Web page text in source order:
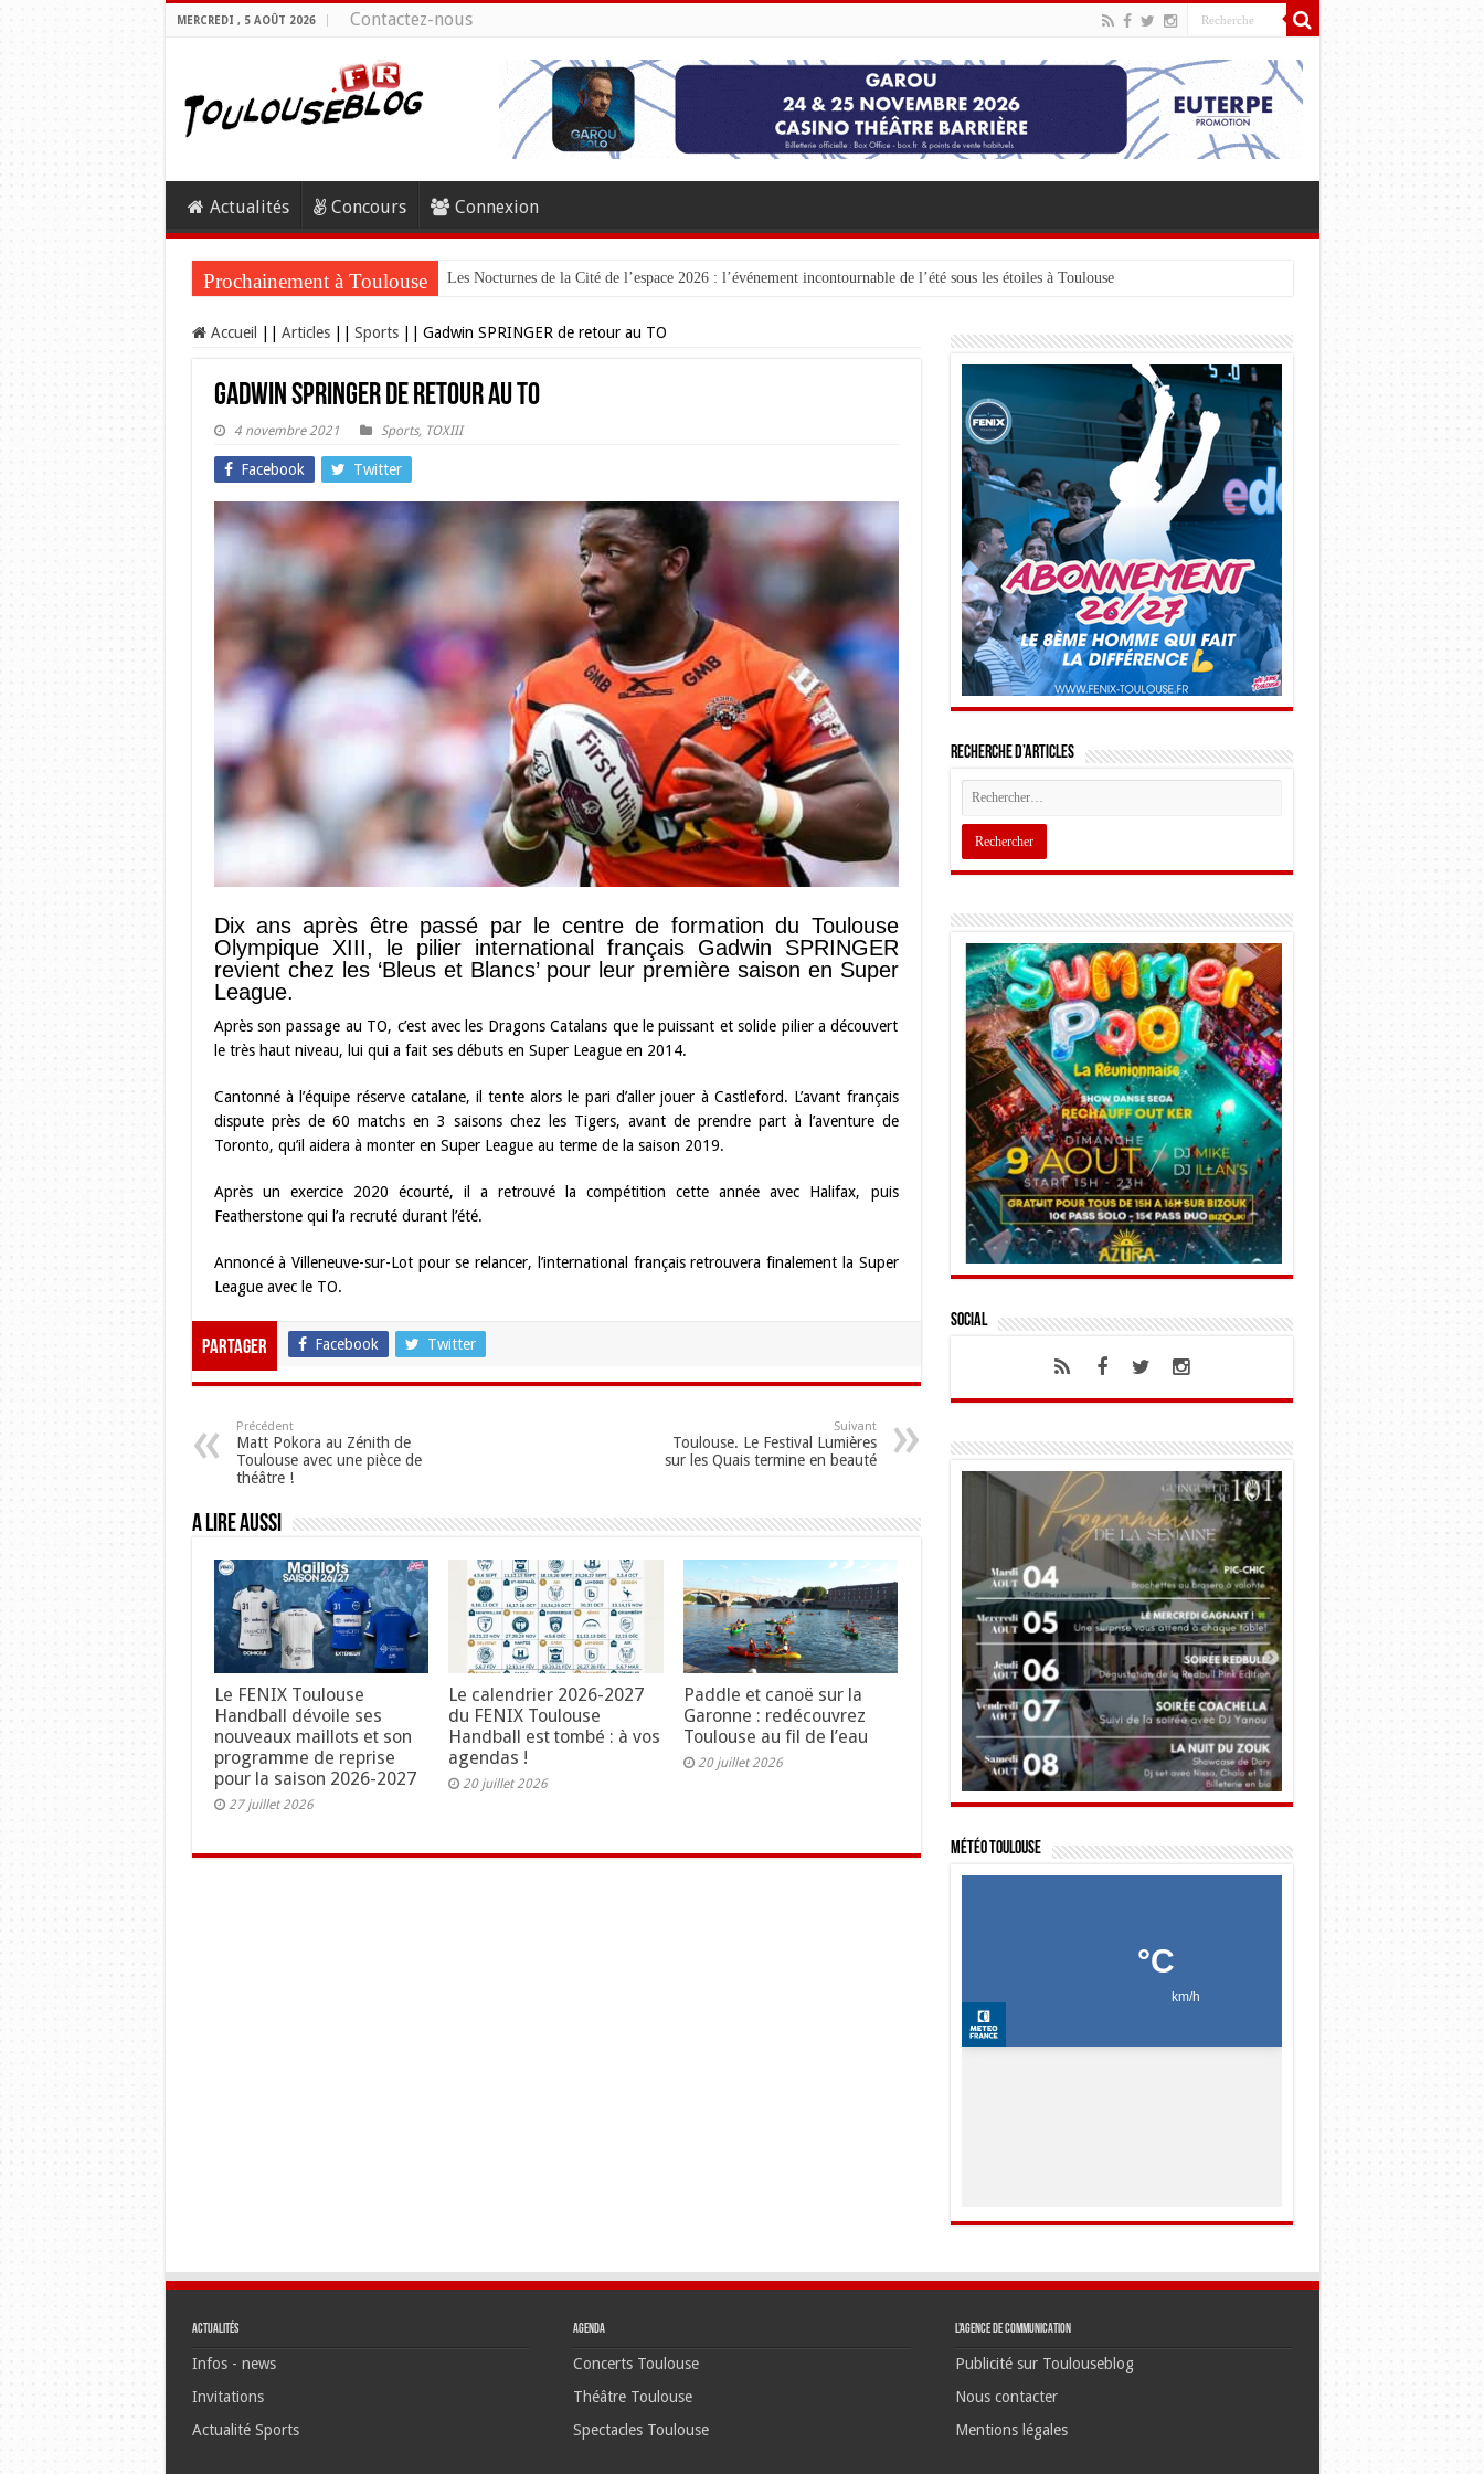
MERCREDI , 5 AOÛT 2026 Contactez-nous
Actualités Concours Connexion
Prochainement à Toulouse Les Nocturnes de la Cité de l’espace 2026 : l’événement incontournable de l’été sous les étoiles à Toulouse
Accueil Articles Sports Gadwin SPRINGER de retour au TO
Gadwin SPRINGER de retour au TO
4 novembre 2021 Sports, TOXIII
Facebook Twitter
Dix ans après être passé par le centre de formation du Toulouse
Olympique XIII, le pilier international français Gadwin SPRINGER
revient chez les ‘Bleus et Blancs’ pour leur première saison en Super
League.
Après son passage au TO, c’est avec les Dragons Catalans que le puissant et solide pilier a découvert
le très haut niveau, lui qui a fait ses débuts en Super League en 2014.
Cantonné à l’équipe réserve catalane, il tente alors le pari d’aller jouer à Castleford. L’avant français
dispute près de 60 matchs en 3 saisons chez les Tigers, avant de prendre part à l’aventure de
Toronto, qu’il aidera à monter en Super League au terme de la saison 2019.
Après un exercice 2020 écourté, il a retrouvé la compétition cette année avec Halifax, puis
Featherstone qui l’a recruté durant l’été.
Annoncé à Villeneuve-sur-Lot pour se relancer, l’international français retrouvera finalement la Super
League avec le TO.
Partager Facebook Twitter
Précédent
Matt Pokora au Zénith de
Toulouse avec une pièce de
théâtre !
Suivant
Toulouse. Le Festival Lumières
sur les Quais termine en beauté
A lire aussi
Le FENIX Toulouse
Handball dévoile ses
nouveaux maillots et son
programme de reprise
pour la saison 2026-2027
27 juillet 2026
Le calendrier 2026-2027
du FENIX Toulouse
Handball est tombé : à vos
agendas !
20 juillet 2026
Paddle et canoë sur la
Garonne : redécouvrez
Toulouse au fil de l’eau
20 juillet 2026
Recherche d’articles
Social
Météo Toulouse
Actualités
Infos - news
Invitations
Actualité Sports
Agenda
Concerts Toulouse
Théâtre Toulouse
Spectacles Toulouse
L’agence de communication
Publicité sur Toulouseblog
Nous contacter
Mentions légales